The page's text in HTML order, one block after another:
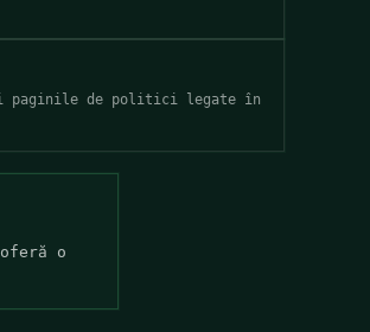
paginile de politici legate în
o